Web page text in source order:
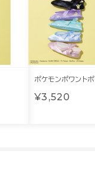
ポケモンポワント
¥3,520